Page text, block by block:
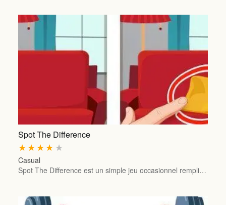
Spot The Difference
★
★
★
★
★
Casual
Spot The Difference est un simple jeu occasionnel rempli…